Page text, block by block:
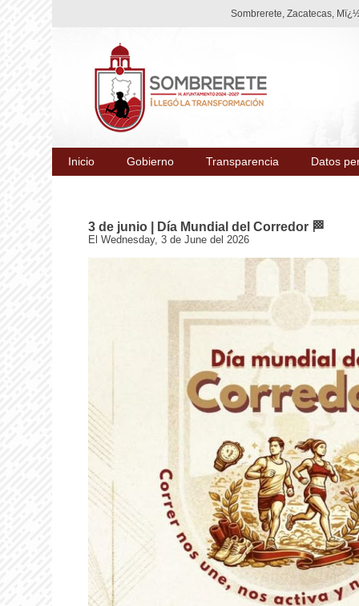
Sombrerete, Zacatecas,
Inicio Gobierno Transparencia Datos
3 de junio | Día Mundial del Corredor 🏁
El Wednesday, 3 de June del 2026